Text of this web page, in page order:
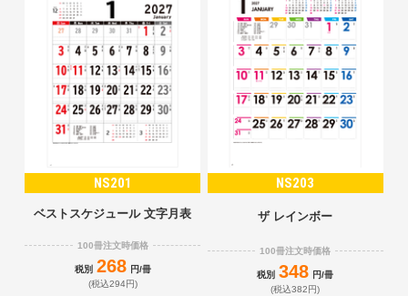
NS201
ベストスケジュール 文字月表
100冊注文時価格
税別 268 円/冊
(税込294円)
NS203
ザ レインボー
100冊注文時価格
税別 348 円/冊
(税込382円)